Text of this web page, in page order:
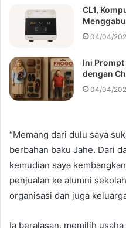
CL1,
04/04/
Ini
dengan
04/04/
“Memang dari dulu saya
berbahan baku Jahe. Dari
kemudian saya
penjualan ke alumni
organisasi dan juga
Ia beralasan, memilih